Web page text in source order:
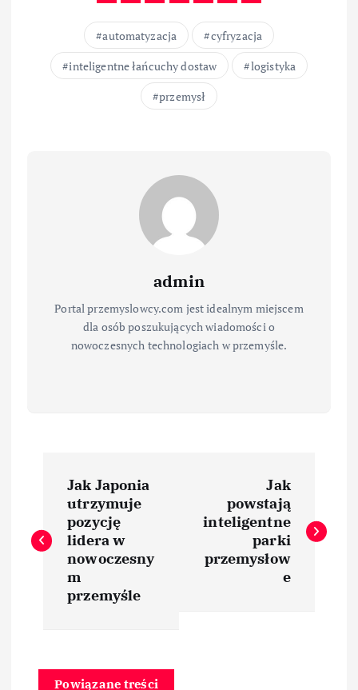
automatyzacja
cyfryzacja
inteligentne łańcuchy dostaw
logistyka
przemysł
admin
Portal przemyslowcy.com jest idealnym miejscem
dla osób poszukujących wiadomości o
nowoczesnych technologiach w przemyśle.
w
a
Jak Japonia
utrzymuje
pozycję
lidera w
nowoczesny
m
przemyśle
Jak
powstają
inteligentne
parki
przemysłow
e
Powiązane treści